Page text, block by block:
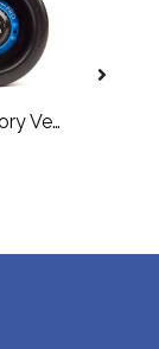
YoyoFactory Velocity